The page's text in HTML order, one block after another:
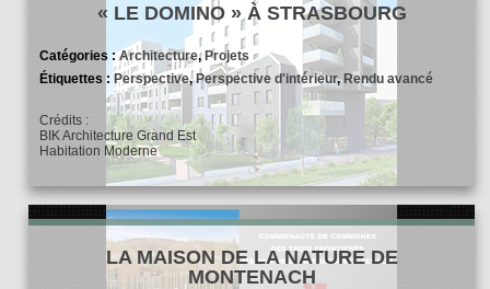
« LE DOMINO » À STRASBOURG
Catégories :Architecture,Projets
Étiquettes : Perspective,Perspective d'intérieur,Rendu avancé
Crédits :
BIK Architecture Grand Est
Habitation Moderne
LA MAISON DE LA NATURE DE
MONTENACH